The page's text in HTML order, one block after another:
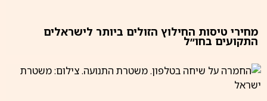
מחירי טיסות החילוץ הזולים ביותר לישראלים
התקועים בחו״ל